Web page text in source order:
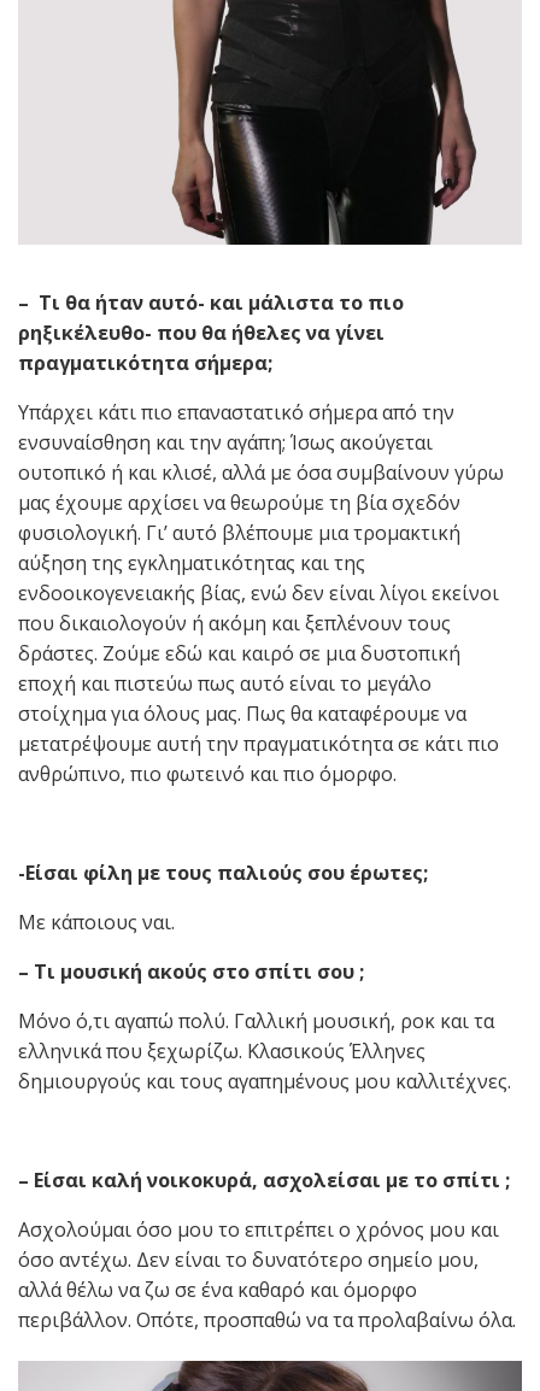
– Τι θα ήταν αυτό- και μάλιστα το πιο
ρηξικέλευθο- που θα ήθελες να γίνει
πραγματικότητα σήμερα;
Υπάρχει κάτι πιο επαναστατικό σήμερα από την
ενσυναίσθηση και την αγάπη; Ίσως ακούγεται
ουτοπικό ή και κλισέ, αλλά με όσα συμβαίνουν γύρω
μας έχουμε αρχίσει να θεωρούμε τη βία σχεδόν
φυσιολογική. Γι’ αυτό βλέπουμε μια τρομακτική
αύξηση της εγκληματικότητας και της
ενδοοικογενειακής βίας, ενώ δεν είναι λίγοι εκείνοι
που δικαιολογούν ή ακόμη και ξεπλένουν τους
δράστες. Ζούμε εδώ και καιρό σε μια δυστοπική
εποχή και πιστεύω πως αυτό είναι το μεγάλο
στοίχημα για όλους μας. Πως θα καταφέρουμε να
μετατρέψουμε αυτή την πραγματικότητα σε κάτι πιο
ανθρώπινο, πιο φωτεινό και πιο όμορφο.
-Είσαι φίλη με τους παλιούς σου έρωτες;
Με κάποιους ναι.
– Τι μουσική ακούς στο σπίτι σου ;
Μόνο ό,τι αγαπώ πολύ. Γαλλική μουσική, ροκ και τα
ελληνικά που ξεχωρίζω. Κλασικούς Έλληνες
δημιουργούς και τους αγαπημένους μου καλλιτέχνες.
– Είσαι καλή νοικοκυρά, ασχολείσαι με το σπίτι ;
Ασχολούμαι όσο μου το επιτρέπει ο χρόνος μου και
όσο αντέχω. Δεν είναι το δυνατότερο σημείο μου,
αλλά θέλω να ζω σε ένα καθαρό και όμορφο
περιβάλλον. Οπότε, προσπαθώ να τα προλαβαίνω όλα.